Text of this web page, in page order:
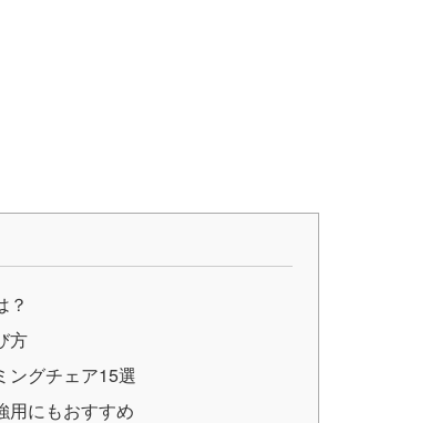
？
方
ングチェア15選
用にもおすすめ